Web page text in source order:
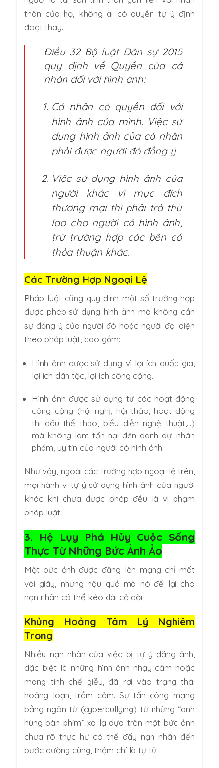
thân của họ, không ai có quyền tự ý định
đoạt thay.
Điều 32 Bộ luật Dân sự 2015
quy định về Quyền của cá
nhân đối với hình ảnh:
Cá nhân có quyền đối với
hình ảnh của mình. Việc sử
dụng hình ảnh của cá nhân
phải được người đó đồng ý.
Việc sử dụng hình ảnh của
người khác vì mục đích
thương mại thì phải trả thù
lao cho người có hình ảnh,
trừ trường hợp các bên có
thỏa thuận khác.
Các Trường Hợp Ngoại Lệ
Pháp luật cũng quy định một số trường hợp
được phép sử dụng hình ảnh mà không cần
sự đồng ý của người đó hoặc người đại diện
theo pháp luật, bao gồm:
Hình ảnh được sử dụng vì lợi ích quốc gia,
lợi ích dân tộc, lợi ích công cộng.
Hình ảnh được sử dụng từ các hoạt động
công cộng (hội nghị, hội thảo, hoạt động
thi đấu thể thao, biểu diễn nghệ thuật,…)
mà không làm tổn hại đến danh dự, nhân
phẩm, uy tín của người có hình ảnh.
Như vậy, ngoài các trường hợp ngoại lệ trên,
mọi hành vi tự ý sử dụng hình ảnh của người
khác khi chưa được phép đều là vi phạm
pháp luật.
3. Hệ Lụy Phá Hủy Cuộc Sống
Thực Từ Những Bức Ảnh Ảo
Một bức ảnh được đăng lên mạng chỉ mất
vài giây, nhưng hậu quả mà nó để lại cho
nạn nhân có thể kéo dài cả đời.
Khủng Hoảng Tâm Lý Nghiêm
Trọng
Nhiều nạn nhân của việc bị tự ý đăng ảnh,
đặc biệt là những hình ảnh nhạy cảm hoặc
mang tính chế giễu, đã rơi vào trạng thái
hoảng loạn, trầm cảm. Sự tấn công mạng
bằng ngôn từ (cyberbullying) từ những “anh
hùng bàn phím” xa lạ dựa trên một bức ảnh
chưa rõ thực hư có thể đẩy nạn nhân đến
bước đường cùng, thậm chí là tự tử.